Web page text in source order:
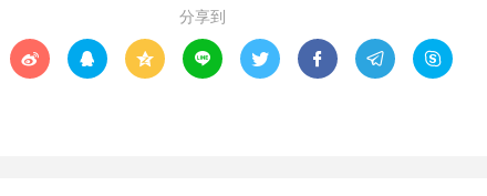
分享到
       